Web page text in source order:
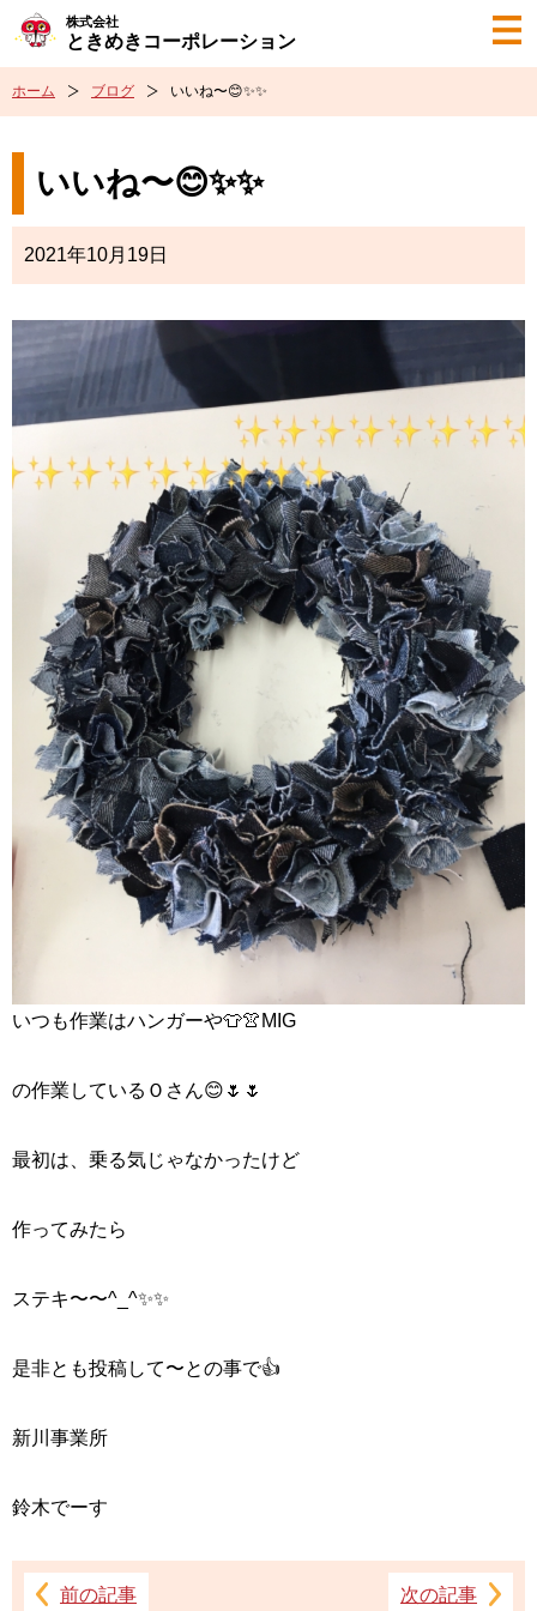
株式会社
ときめきコーポレーション
ホーム ブログ いいね〜😊✨✨
いいね〜😊✨✨
2021年10月19日
いつも作業はハンガーや👕👚MIG
の作業しているＯさん😊🌷🌷
最初は、乗る気じゃなかったけど
作ってみたら
ステキ〜〜^_^✨✨
是非とも投稿して〜との事で👍
新川事業所
鈴木でーす
前の記事 次の記事